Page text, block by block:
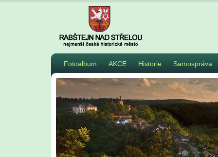
Fotoalbum AKCE Historie Samospráva